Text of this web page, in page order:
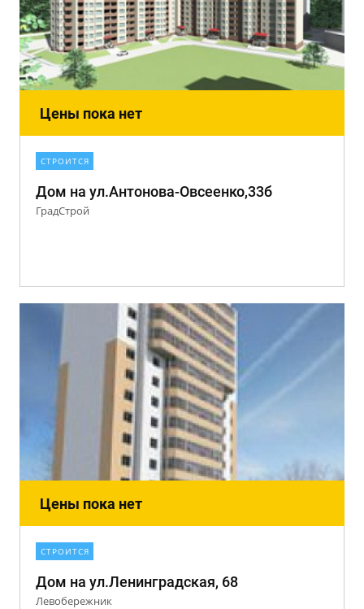
Цены пока нет
СТРОИТСЯ
Дом на ул.Антонова-Овсеенко,33б
ГрадСтрой
Цены пока нет
СТРОИТСЯ
Дом на ул.Ленинградская, 68
Левобережник